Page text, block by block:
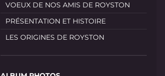
VOEUX DE NOS AMIS DE ROYSTON
PRÉSENTATION ET HISTOIRE
LES ORIGINES DE ROYSTON